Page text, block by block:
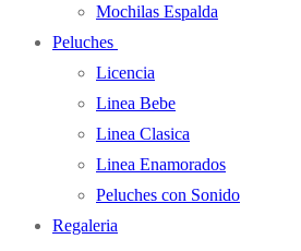
Mochilas Espalda
Peluches
Licencia
Linea Bebe
Linea Clasica
Linea Enamorados
Peluches con Sonido
Regaleria